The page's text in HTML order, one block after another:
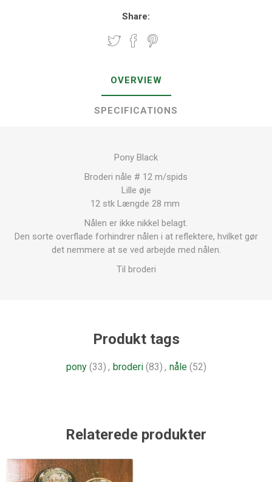
Share:
OVERVIEW
SPECIFICATIONS
Pony Black
Broderi nåle # 12 m/spids
Lille øje
12 stk Længde 28 mm
Nålen er ikke nikkel belagt.
Den sorte overflade forhindrer nålen i at reflektere, hvilket gør
det nemmere at se ved arbejde med nålen.
Til broderi
Produkt tags
pony (33) , broderi (83) , nåle (52)
Relaterede produkter